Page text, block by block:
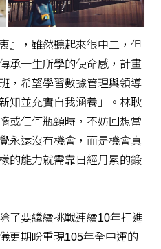
』，雖然聽起來很中二，但
承一生所學的使命感，計畫
，希望學習數據管理與領導
知並充實自我涵養」。林耿
或任何瓶頸時，不妨回想當
永遠沒有機會，而是機會真
的能力就需靠日經月累的鍛
了要繼續挑戰連續10年打進
更期盼重現105年全中運的